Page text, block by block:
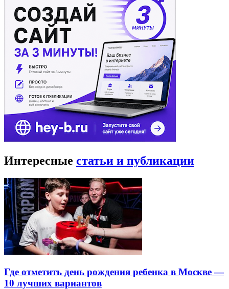
Интересные статьи и публикации
Где отметить день рождения ребенка в Москве —
10 лучших вариантов